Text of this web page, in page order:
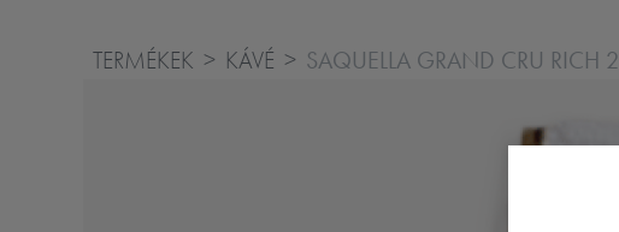
TERMÉKEK KÁVÉ SAQUELLA GRAND CRU RICH